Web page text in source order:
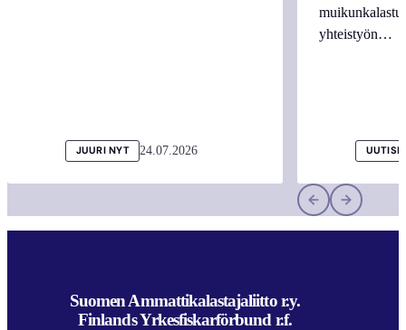
JUURI NYT 24.07.2026
yhteistyön…
Suomen Ammattikalastajaliitto r.y.
Finlands Yrkesfiskarförbund r.f.